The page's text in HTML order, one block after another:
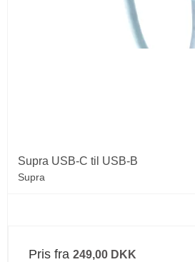
Supra USB-C til USB-B
Supra
Pris fra 249,00 DKK